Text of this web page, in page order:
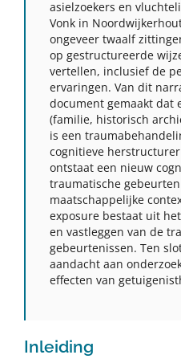
asielzoekers en
Vonk in
ongeveer twaalf
op gestructureerde
vertellen, inclusief de
ervaringen. Van dit
document gemaakt dat
(familie, historisch
is een
cognitieve
ontstaat een nieuw
traumatische
maatschappelijke
exposure bestaat uit
en vastleggen van de
gebeurtenissen. Ten
aandacht aan
effecten van
Inleiding